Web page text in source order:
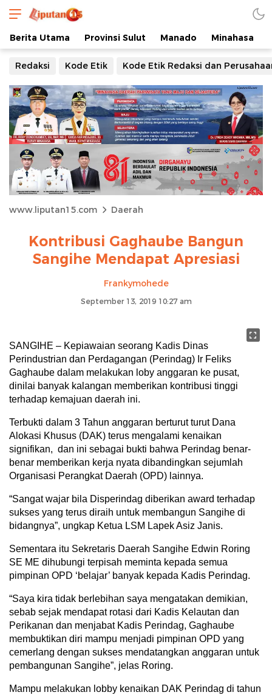
Berita Utama Provinsi Sulut Manado Minahasa
Redaksi Kode Etik Kode Etik Redaksi dan
www.liputan15.com Daerah
Kontribusi Gaghaube Bangun
Sangihe Mendapat Apresiasi
Frankymohede
September 13, 2019 10:27 am
SANGIHE – Kepiawaian seorang Kadis Dinas
Perindustrian dan Perdagangan (Perindag) Ir Feliks
Gaghaube dalam melakukan loby anggaran ke pusat,
dinilai banyak kalangan memberikan kontribusi tinggi
terhadap kemajuan daerah ini.
Terbukti dalam 3 Tahun anggaran berturut turut Dana
Alokasi Khusus (DAK) terus mengalami kenaikan
signifikan, dan ini sebagai bukti bahwa Perindag benar-
benar memberikan kerja nyata dibandingkan sejumlah
Organisasi Perangkat Daerah (OPD) lainnya.
“Sangat wajar bila Disperindag diberikan award terhadap
sukses yang terus diraih untuk membangun Sangihe di
bidangnya”, ungkap Ketua LSM Lapek Asiz Janis.
Sementara itu Sekretaris Daerah Sangihe Edwin Roring
SE ME dihubungi terpisah meminta kepada semua
pimpinan OPD ‘belajar’ banyak kepada Kadis Perindag.
“Saya kira tidak berlebihan saya mengatakan demikian,
sebab sejak mendapat rotasi dari Kadis Kelautan dan
Perikanan dan menjabat Kadis Perindag, Gaghaube
membuktikan diri mampu menjadi pimpinan OPD yang
cemerlang dengan sukses mendatangkan anggaran untuk
pembangunan Sangihe”, jelas Roring.
Mampu melakukan lobby kenaikan DAK Perindag di tahun